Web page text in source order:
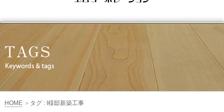
エ
ム
コ
ー
HOME > タグ : I様邸新築工事